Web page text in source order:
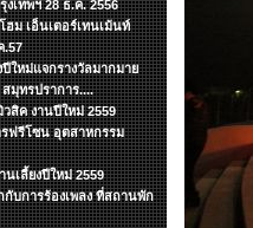
งเทพฯ 28 ธ.ค. 2556
ฮม เอ็นเตอร์เทนเม้นท์
.57
ปีใหม่แจกรางวัลมากมาย
มุทรปราการ....
สิค งานปีใหม่ 2559
รฟรีโซน อุตสาหกรรม
เลี้ยงปีใหม่ 2559
บการร้องเพลง ที่สถานพัก